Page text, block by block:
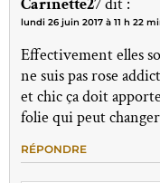
lundi 26 juin 2017 à 11 h 22
Effectivement elles
ne suis pas rose
et chic ça doit
folie qui peut
RÉPONDRE